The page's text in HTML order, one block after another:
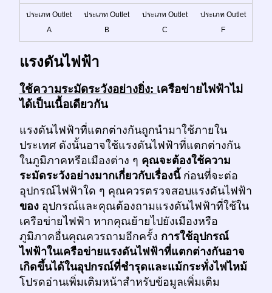
ประเภท Outlet
A
ประเภท Outlet
B
ประเภท Outlet
C
ประเภท Outlet
F
แรงดันไฟฟ้า
ใช้ความระมัดระวังอย่างยิ่ง: เครือข่ายไฟฟ้าไม่
ได้เป็นเนื้อเดียวกัน
แรงดันไฟฟ้าที่แตกต่างกันถูกนำมาใช้ภายใน
ประเทศ ดังนั้นอาจใช้แรงดันไฟฟ้าที่แตกต่างกัน
ในภูมิภาคหรือเมืองต่าง ๆ คุณจะต้องใช้ความ
ระมัดระวังอย่างมากเกี่ยวกับเรื่องนี้ ก่อนที่จะต่อ
อุปกรณ์ไฟฟ้าใด ๆ คุณควรตรวจสอบแรงดันไฟฟ้า
ของ อุปกรณ์และคุณต้องถามแรงดันไฟฟ้าที่ใช้ใน
เครือข่ายไฟฟ้า หากคุณย้ายไปยังเมืองหรือ
ภูมิภาคอื่นคุณควรถามอีกครั้ง การใช้อุปกรณ์
ไฟฟ้าในเครือข่ายแรงดันไฟฟ้าที่แตกต่างกันอาจ
เกิดขึ้นได้ในอุปกรณ์ที่ชำรุดและแม้กระทั่งไฟไหม้
โปรดอ่านเพิ่มเติมหน้าสำหรับข้อมูลเพิ่มเติม